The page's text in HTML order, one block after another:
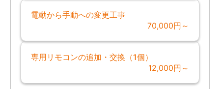
電動から手動への変更工事
70,000円～
専用リモコンの追加・交換（1個）
12,000円～